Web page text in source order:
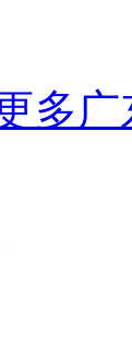
多广